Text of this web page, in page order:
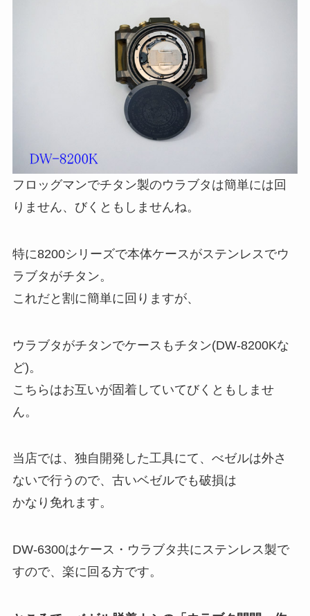
フロッグマンでチタン製のウラブタは簡単には回
りません、びくともしませんね。
特に8200シリーズで本体ケースがステンレスでウ
ラブタがチタン。
これだと割に簡単に回りますが、
ウラブタがチタンでケースもチタン(DW-8200Kな
ど)。
こちらはお互いが固着していてびくともしませ
ん。
当店では、独自開発した工具にて、べゼルは外さ
ないで行うので、古いベゼルでも破損は
かなり免れます。
DW-6300はケース・ウラブタ共にステンレス製で
すので、楽に回る方です。